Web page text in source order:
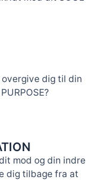
dig til din
mod og din indre
dig tilbage fra at